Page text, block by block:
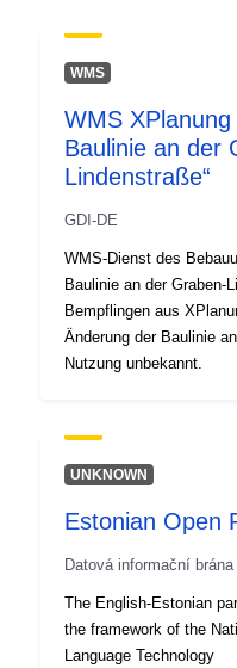
WMS
WMS
Baulinie an der
Lindenstraße“
GDI-DE
WMS-Dienst des
Baulinie an der Graben-
Bempflingen aus
Änderung der Baulinie
Nutzung unbekannt.
UNKNOWN
Estonian Open
Datová informační brána
The English-Estonian
the framework of the
Language Technology